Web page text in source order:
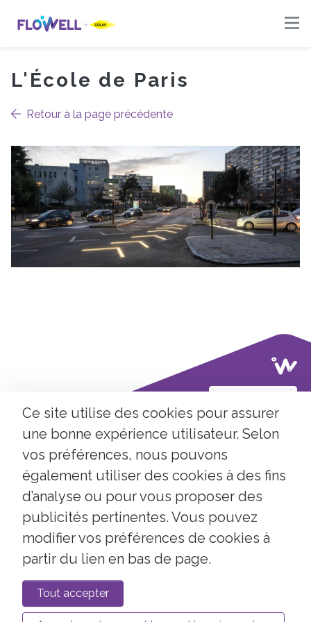
L'École de Paris
Retour à la page précédente
Nos partenaires ContactFAQ
LinkedIn
TwitterInstagram
Youtube
Mentions légalesRGPDCookies
Ce site utilise des cookies pour assurer
une bonne expérience utilisateur. Selon
vos préférences, nous pouvons
également utiliser des cookies à des fins
d’analyse ou pour vous proposer des
publicités pertinentes. Vous pouvez
modifier vos préférences de cookies à
partir du lien en bas de page.
Tout accepter